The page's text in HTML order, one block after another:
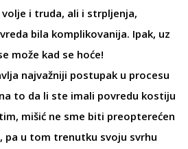
i truda, ali i strpljenja,
bila komplikovanija. Ipak, uz
može kad se hoće!
najvažniji postupak u procesu
to da li ste imali povredu kostiju
mišić ne sme biti preopterećen
u tom trenutku svoju svrhu